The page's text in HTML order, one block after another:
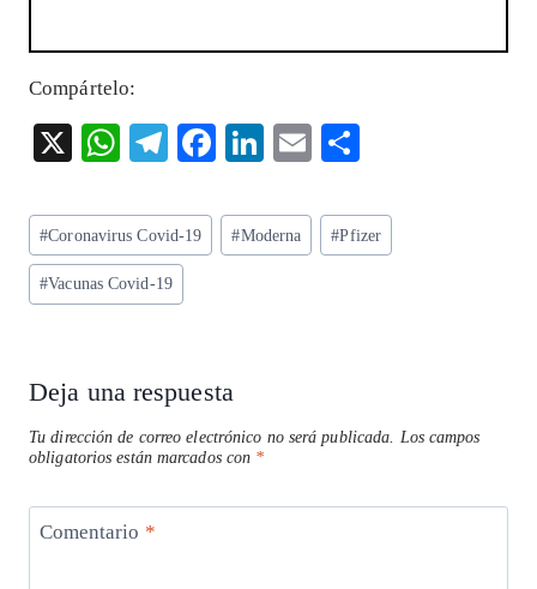
Compártelo:
X
W
ts
A
p
T
eg
ra
m
F
eb
o
Li
ke
dI
E
ai
l
re
Etiquetas
de
la
#Coronavirus Covid-19 #Moderna #Pfizer
#Vacunas Covid-19
Deja una respuesta
Tu dirección de correo electrónico no será publicada.
Los campos
obligatorios están marcados con *
Comentario *